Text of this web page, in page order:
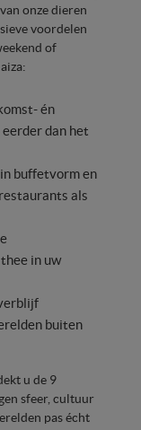
onze dieren
voordelen
of
én
dan het
buffetvorm en
als
in uw
buiten
u de 9
sfeer, cultuur
pas écht